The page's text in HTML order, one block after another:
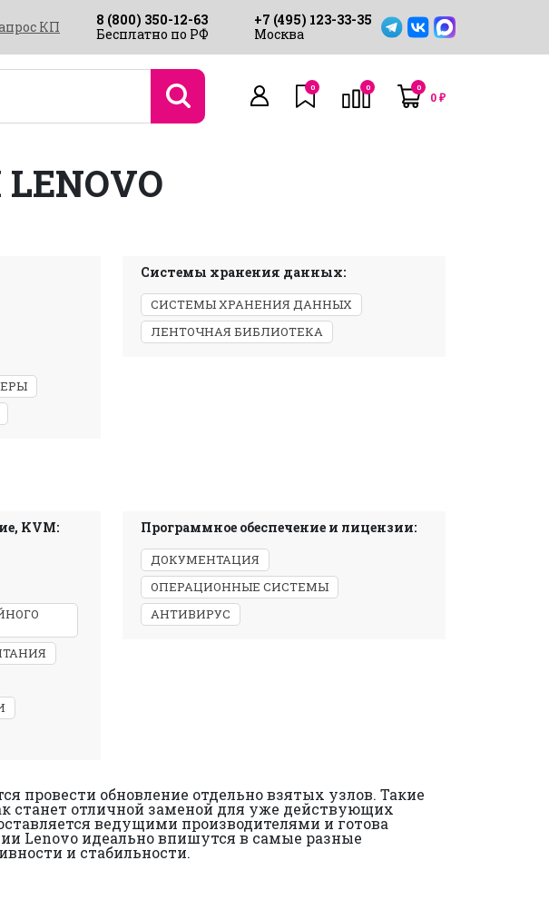
КП
8 (800) 350-12-63
Бесплатно по РФ
+7 (495) 123-33-35
Москва
0 0 0
0₽
Системы хранения данных:
СИСТЕМЫ ХРАНЕНИЯ ДАННЫХ
ЛЕНТОЧНАЯ БИБЛИОТЕКА
KVM: Программное обеспечение и лицензии:
ДОКУМЕНТАЦИЯ
ОПЕРАЦИОННЫЕ СИСТЕМЫ
АНТИВИРУС
провести обновление отдельно взятых узлов. Такие
станет отличной заменой для уже действующих
ведущими производителями и готова
Lenovo идеально впишутся в самые разные
и стабильности.